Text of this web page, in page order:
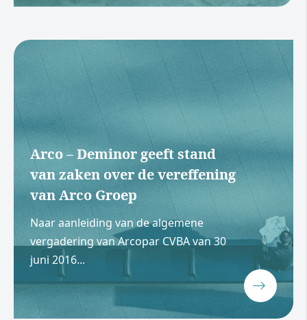
Arco – Deminor geeft stand
van zaken over de vereffening
van Arco Groep
Naar aanleiding van de algemene
vergadering van Arcopar CVBA van 30
juni 2016...